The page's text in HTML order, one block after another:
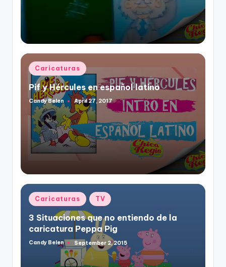
Posted
in
Caricaturas
Pif y Hércules en español latino
Posted
by
Candy Belen April 27, 2017
Posted
in
Caricaturas TV
3 Situaciones que no entiendo de la
caricatura Peppa Pig
Posted
Candy Belen September 2, 2015